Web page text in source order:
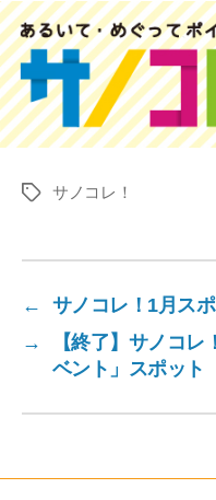
タ
サノコレ！
←
サノコレ！1月ス
→
【終了】サノコ
ベント」スポット